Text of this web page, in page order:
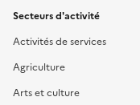
Secteurs d'activité
Activités de services
Agriculture
Arts et culture